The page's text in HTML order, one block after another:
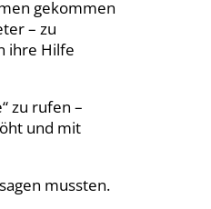
gekommen
– zu
ihre Hilfe
zu rufen –
und mit
mussten.